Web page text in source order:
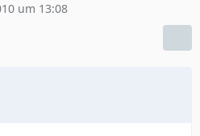
um 13:08